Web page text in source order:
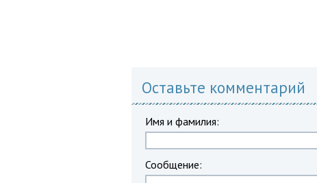
Оставьте комментарий
Имя и фамилия:
Сообщение: